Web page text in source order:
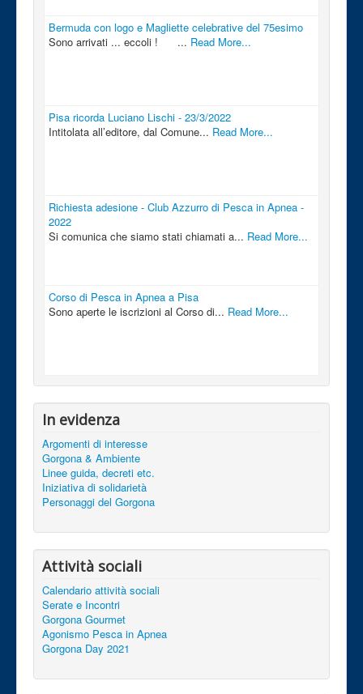
Bermuda con logo e Magliette celebrative del 75esimo
Sono arrivati ... eccoli ! ... Read More...
Pisa ricorda Luciano Lischi - 23/3/2022
Intitolata all’editore, dal Comune... Read More...
Richiesta adesione - Club Azzurro di Pesca in Apnea -
2022
Si comunica che siamo stati chiamati a... Read More...
Corso di Pesca in Apnea a Pisa
Sono aperte le iscrizioni al Corso di... Read More...
In evidenza
Argomenti di interesse
Gorgona & Ambiente
Linee guida, decreti etc.
Iniziativa di solidarietà
Personaggi del Gorgona
Attività sociali
Calendario attività sociali
Serate e Incontri
Gorgona Gourmet
Agonismo Pesca in Apnea
Gorgona Day 2021